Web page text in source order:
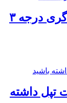
کلاس تئوری مربی گری درجه ۳
تپل داشته